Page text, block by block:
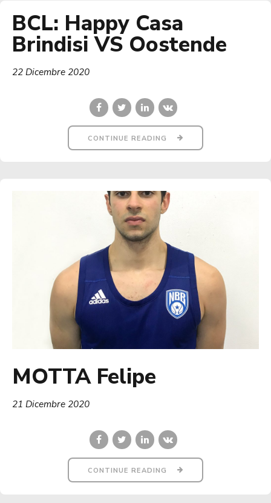
BCL: Happy Casa
Brindisi VS Oostende
22 Dicembre 2020
CONTINUE READING
MOTTA Felipe
21 Dicembre 2020
CONTINUE READING